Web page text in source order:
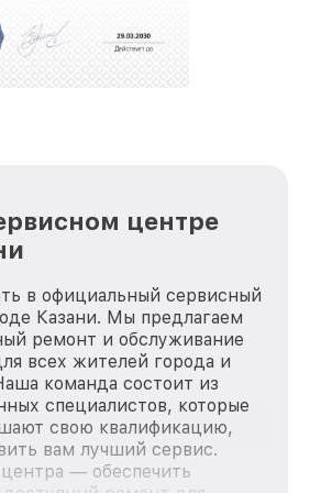
совершенствуемся и
день делать наш сервис еще
центре
в официальный сервисный
Казани. Мы предлагаем
ремонт и обслуживание
всех жителей города и
команда состоит из
специалистов, которые
свою квалификацию,
вам лучший сервис.
— обеспечить